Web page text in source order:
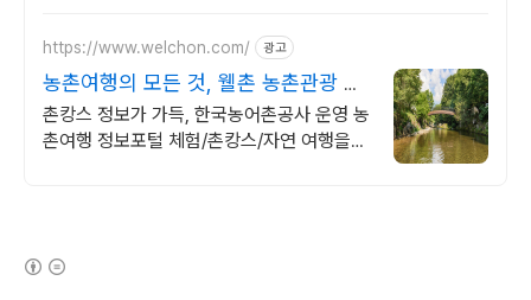
https://www.welchon.com/ 광고
농촌여행의 모든 것, 웰촌 농촌관광 가
는 주간
촌캉스 정보가 가득, 한국농어촌공사 운영 농
촌여행 정보포털 체험/촌캉스/자연 여행을